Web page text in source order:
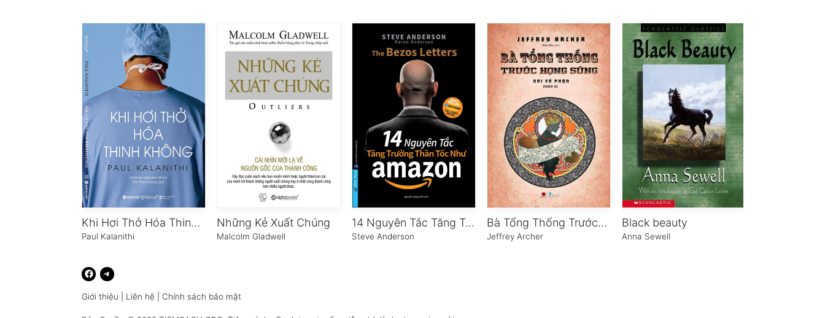
Khi Hơi Thở Hóa Thinh Không
Paul Kalanithi
Những Kẻ Xuất Chúng
Malcolm Gladwell
14 Nguyên Tắc Tăng Trưởng Thần Tốc Như Amazon
Steve Anderson
Bà Tổng Thống Trước Họng Súng
Jeffrey Archer
Black beauty
Anna Sewell
Giới thiệu Liên hệ Chính sách bảo mật